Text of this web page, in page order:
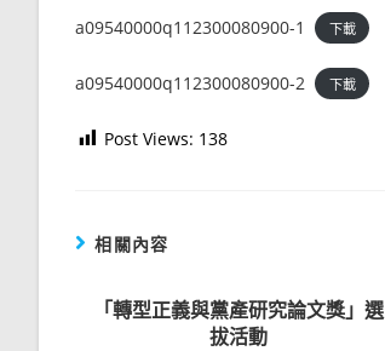
a09540000q112300080900-1 下載
a09540000q112300080900-2 下載
Post Views: 138
相關內容
「轉型正義與黨產研究論文獎」選
拔活動